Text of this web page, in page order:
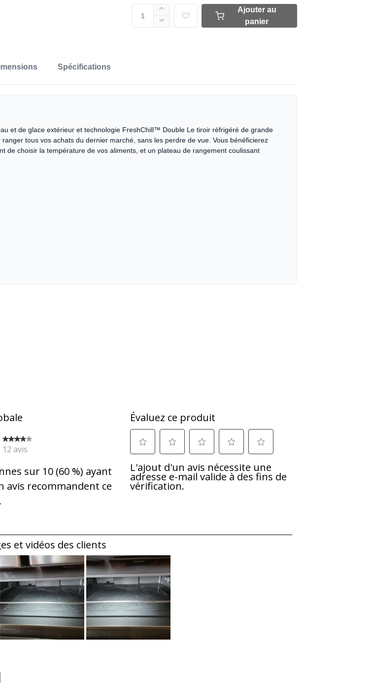
Ajouter au
panier
Spécifications
et de glace extérieur et technologie FreshChill™ Double Le tiroir réfrigéré de grande
tous vos achats du dernier marché, sans les perdre de vue. Vous bénéficierez
de choisir la température de vos aliments, et un plateau de rangement coulissant